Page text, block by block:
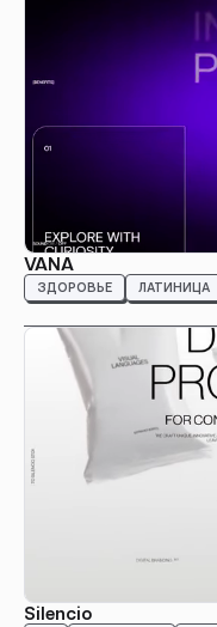
VANA
ЗДОРОВЬЕ ЛАТИНИЦА
Silencio